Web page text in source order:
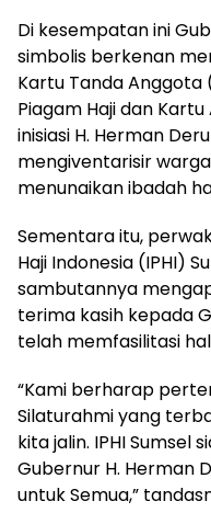
Di kesempatan ini
simbolis berkenan
Kartu Tanda Anggota
Piagam Haji dan
inisiasi H. Herman
mengiventarisir
menunaikan ibadah
Sementara itu,
Haji Indonesia (IPHI)
sambutannya
terima kasih kepada
telah memfasilitasi
“Kami berharap
Silaturahmi yang
kita jalin. IPHI Sumsel
Gubernur H. Herman
untuk Semua,”